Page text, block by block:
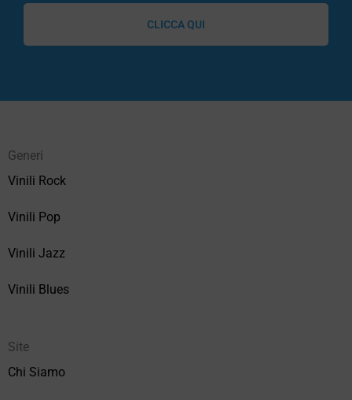
CLICCA QUI
Generi
Vinili Rock
Vinili Pop
Vinili Jazz
Vinili Blues
Site
Chi Siamo